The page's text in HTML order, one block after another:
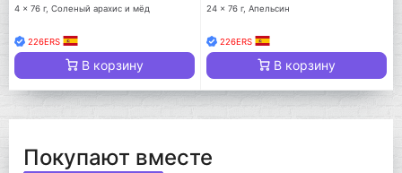
4 x 76 г, Соленый арахис и мёд
226ERS
В корзину
24 x 76 г, Апельсин
226ERS
В корзину
Покупают вместе